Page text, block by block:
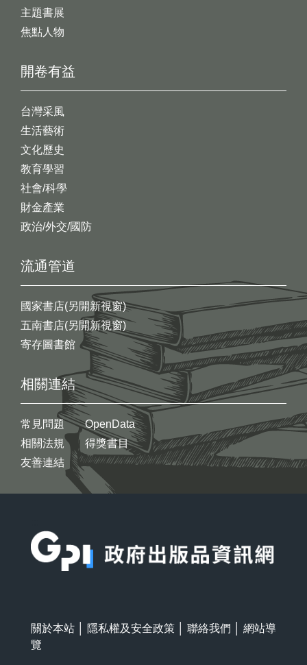
開卷有益
台灣采風
生活藝術
文化歷史
教育學習
社會/科學
財金產業
政治/外交/國防
主題書展
焦點人物
流通管道
國家書店(另開新視窗)
五南書店(另開新視窗)
寄存圖書館
相關連結
常見問題
相關法規
友善連結
OpenData
得獎書目
關於本站 隱私權及安全政策 聯絡我們
網站導
覽